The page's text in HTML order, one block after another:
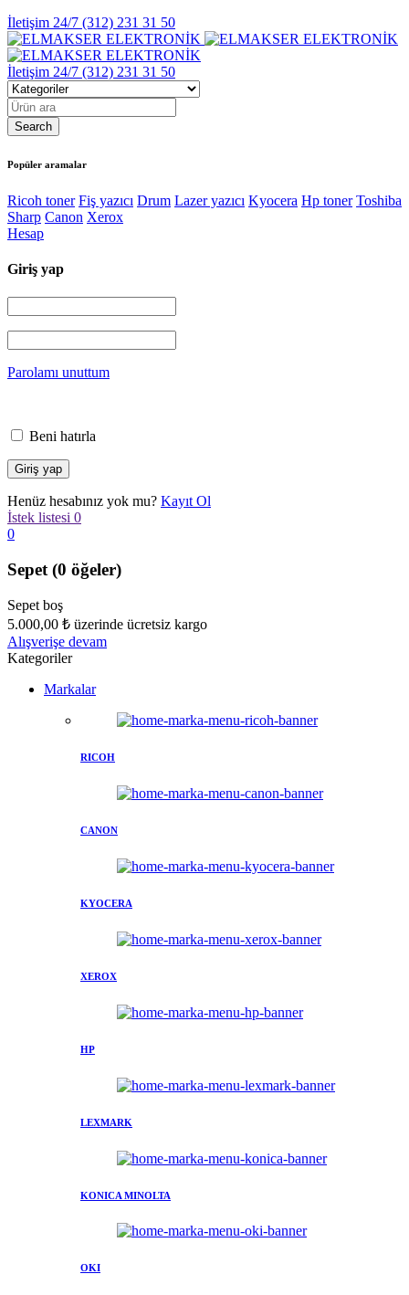
İletişim 24/7 (312) 231 31 50
İletişim 24/7 (312) 231 31 50
Popüler aramalar
Ricoh toner Fiş yazıcı Drum Lazer yazıcı Kyocera Hp toner Toshiba
Sharp Canon Xerox
Hesap
Giriş yap
Parolamı unuttum
Beni hatırla
Henüz hesabınız yok mu? Kayıt Ol
İstek listesi 0
0
Sepet (0 öğeler)
Sepet boş
5.000,00 ₺ üzerinde ücretsiz kargo
Alışverişe devam
Kategoriler
Markalar
RICOH
CANON
KYOCERA
XEROX
HP
LEXMARK
KONICA MINOLTA
OKI